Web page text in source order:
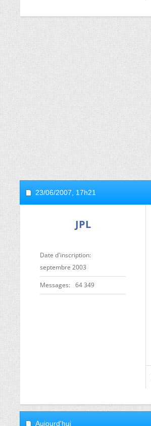
23/06/2007, 17h21
JPL
Date d'inscription
septembre 2003
Messages 64 349
Aujourd'hui